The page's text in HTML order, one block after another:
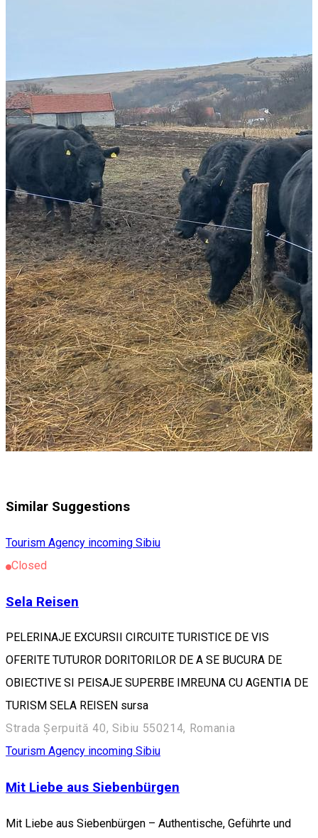
Similar Suggestions
Tourism Agency incoming Sibiu
Closed
Sela Reisen
PELERINAJE EXCURSII CIRCUITE TURISTICE DE VIS
OFERITE TUTUROR DORITORILOR DE A SE BUCURA DE
OBIECTIVE SI PEISAJE SUPERBE IMREUNA CU AGENTIA DE
TURISM SELA REISEN sursa
Strada Șerpuită 40, Sibiu 550214, Romania
Tourism Agency incoming Sibiu
Mit Liebe aus Siebenbürgen
Mit Liebe aus Siebenbürgen – Authentische, Geführte und